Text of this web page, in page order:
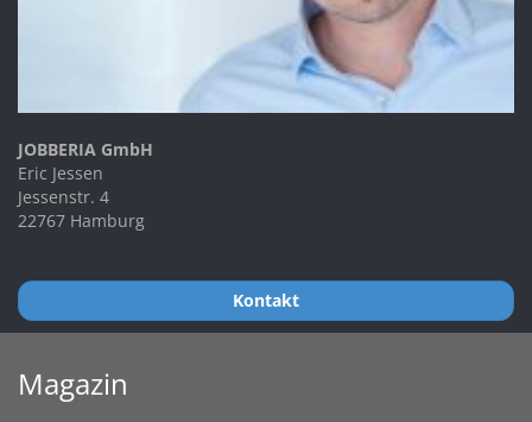
JOBBERIA GmbH
Eric Jessen
Jessenstr. 4
22767 Hamburg
Kontakt
Magazin